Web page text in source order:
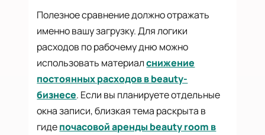
Полезное сравнение должно отражать
именно вашу загрузку. Для логики
расходов по рабочему дню можно
использовать материалснижение
постоянных расходов в beauty-
бизнесе. Если вы планируете отдельные
окна записи, близкая тема раскрыта в
гидепочасовой аренды beauty room в